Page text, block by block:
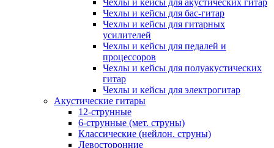
Чехлы и кейсы для акустических гитар
Чехлы и кейсы для бас-гитар
Чехлы и кейсы для гитарных
усилителей
Чехлы и кейсы для педалей и
процессоров
Чехлы и кейсы для полуакустических
гитар
Чехлы и кейсы для электрогитар
Акустические гитары
12-струнные
6-струнные (мет. струны)
Классические (нейлон. струны)
Левосторонние